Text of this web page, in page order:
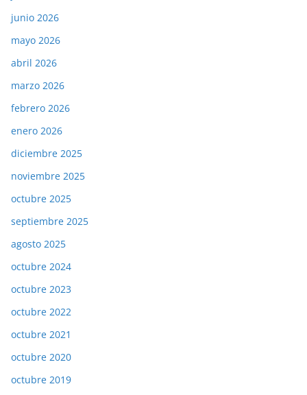
junio 2026
mayo 2026
abril 2026
marzo 2026
febrero 2026
enero 2026
diciembre 2025
noviembre 2025
octubre 2025
septiembre 2025
agosto 2025
octubre 2024
octubre 2023
octubre 2022
octubre 2021
octubre 2020
octubre 2019